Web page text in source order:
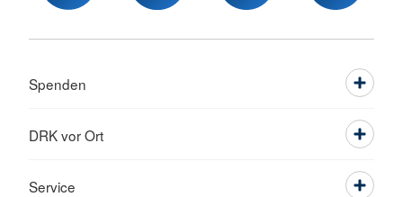
Spenden
DRK vor Ort
Service